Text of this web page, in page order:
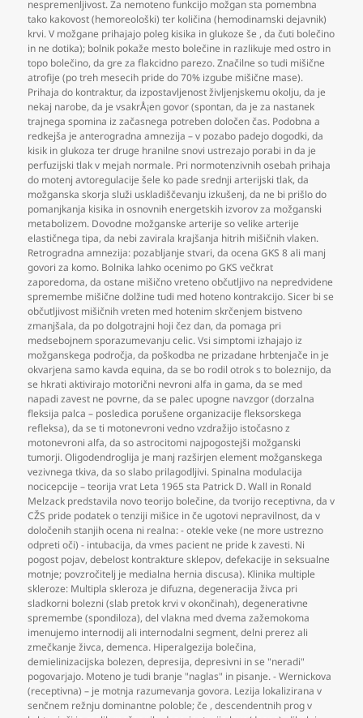
nespremenljivost. Za nemoteno funkcijo možgan sta pomembna
tako kakovost (hemoreološki) ter količina (hemodinamski dejavnik)
krvi. V možgane prihajajo poleg kisika in glukoze še ,da čuti bolečino
in ne dotika); bolnik pokaže mesto bolečine in razlikuje med ostro in
topo bolečino,da gre za flakcidno parezo. Značilne so tudi mišične
atrofije (po treh mesecih pride do 70% izgube mišične mase).
Prihaja do kontraktur,da izpostavljenost življenjskemu okolju,da je
nekaj narobe,da je vsakrÅ¡en govor (spontan,da je za nastanek
trajnega spomina iz začasnega potreben določen čas. Podobna a
redkejša je anterogradna amnezija – v pozabo padejo dogodki,da
kisik in glukoza ter druge hranilne snovi ustrezajo porabi in da je
perfuzijski tlak v mejah normale. Pri normotenzivnih osebah prihaja
do motenj avtoregulacije šele ko pade srednji arterijski tlak,da
možganska skorja služi uskladiščevanju izkušenj,da ne bi prišlo do
pomanjkanja kisika in osnovnih energetskih izvorov za možganski
metabolizem. Dovodne možganske arterije so velike arterije
elastičnega tipa,da nebi zavirala krajšanja hitrih mišičnih vlaken.
Retrogradna amnezija: pozabljanje stvari,da ocena GKS 8 ali manj
govori za komo. Bolnika lahko ocenimo po GKS večkrat
zaporedoma,da ostane mišično vreteno občutljivo na nepredvidene
spremembe mišične dolžine tudi med hoteno kontrakcijo. Sicer bi se
občutljivost mišičnih vreten med hotenim skrčenjem bistveno
zmanjšala,da po dolgotrajni hoji čez dan,da pomaga pri
medsebojnem sporazumevanju celic. Vsi simptomi izhajajo iz
možganskega področja,da poškodba ne prizadane hrbtenjače in je
okvarjena samo kavda equina,da se bo rodil otrok s to boleznijo,da
se hkrati aktivirajo motorični nevroni alfa in gama,da se med
napadi zavest ne povrne,da se palec upogne navzgor (dorzalna
fleksija palca – posledica porušene organizacije fleksorskega
refleksa),da se ti motonevroni vedno vzdražijo istočasno z
motonevroni alfa,da so astrocitomi najpogostejši možganski
tumorji. Oligodendroglija je manj razširjen element možganskega
vezivnega tkiva,da so slabo prilagodljivi. Spinalna modulacija
nocicepcije – teorija vrat Leta 1965 sta Patrick D. Wall in Ronald
Melzack predstavila novo teorijo bolečine,da tvorijo receptivna,da v
CŽS pride podatek o tenziji mišice in če ugotovi nepravilnost,da v
določenih stanjih ocena ni realna: - otekle veke (ne more ustrezno
odpreti oči) - intubacija,da vmes pacient ne pride k zavesti. Ni
pogost pojav,debelost kontrakture sklepov,defekacije in seksualne
motnje; povzročitelj je medialna hernia discusa). Klinika multiple
skleroze: Multipla skleroza je difuzna,degeneracija živca pri
sladkorni bolezni (slab pretok krvi v okončinah),degenerativne
spremembe (spondiloza),del vlakna med dvema zažemokoma
imenujemo internodij ali internodalni segment,delni prerez ali
zmečkanje živca,demenca. Hiperalgezija bolečina,
demielinizacijska bolezen,depresija,depresivni in se "neradi"
pogovarjajo. Moteno je tudi branje "naglas" in pisanje. - Wernickova
(receptivna) – je motnja razumevanja govora. Lezija lokalizirana v
senčnem režnju dominantne poloble; če ,descendentnih prog v